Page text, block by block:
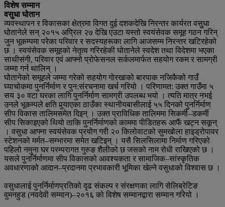
विशेष सम्मान
वसुधा घोतान
व्यवस्थापन र विकासका क्षेत्रमा विगत दुई दशकदेखि निरन्तर कार्यरत वसुुधा
घोतानेले सन् २०१५ अप्रिल २७ देखि एउटा यस्तो स्वयंसेवक समूह गठन गरिन्
जुन भूकम्पमा परेका परिवार र सदस्यहरूका लागि आजसम्म निरन्तर खटिरहेको
छ । स्वयंसेवक समूहको नेतृत्व गरिरहेकी घोतानेले स्वदेश तथा विदेशमा भएका
साथीसंगी, परिवार एवं आफ्नो प्रोफेसनल सर्कलमार्फत सहयोग रकम र सामग्री
जम्मा गर्न थालिन् ।
घोतानेको समूहले जम्मा गरेको सहयोग गोरखाको बारपाक नजिकैको गाउँ
घ्याचोकमा पुनर्निर्माण र पुन:संरचनामा खर्च गरियो । परिणामत: उक्त गाउँमा ५
सय ३० वटा घरका लागि पुनर्निर्माण सामग्री उपलब्ध भयो । त्यति मात्र नभई
उनले भूकम्पले क्षति पुर्‍याएका ठाउँका स्थानीयबासीलाई ५५ दिनको पुनर्निर्माण
सीप विकास तालिमसमेत दिइन् । उक्त प्राविधिक तालिममा सिकर्मी–डकर्मी
सीप सिकाइएको थियो ताकि पुनर्निर्माणको काममा पीडितहरू आफैं खट्न सकून्
। वसुधा आफ्ना स्वयंसेवक प्रयोग गरी २० किलोवाटको सुमखोला हाइड्रोपावर
स्टेशनको मर्मत–सम्भारमा समेत खटिइन् । यसै सिलसिलामा निर्माण गरिएको
पहिलो नमुना घर परम्परागत गुरुङ शैलीको छ जसको नाम रोधी राखिएको छ ।
यसले पुनर्निर्माणमा सीप विकासको आवश्यकता र सामाजिक–सांस्कृतिक
अवधारणाको आदान–प्रदानमा प्रभावकारी भूमिका खेल्ने वसुधाको विश्वास छ ।
वसुधालाई पुनर्निर्माणप्रतिको दृढ संकल्प र संरक्षणका लागि सेलिब्रेटिङ
वुमनहुड (नवदेवी सम्मान)–२०१६ को विशेष सम्मानद्वारा सम्मान गरियो ।